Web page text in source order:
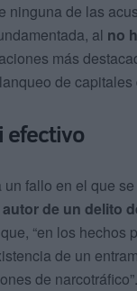
ninguna de las
al no
más
de
efectivo
fallo en el que
de un delito
“en los
de un
de narcotráfico”.